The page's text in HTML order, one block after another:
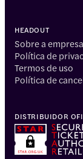
HEADOUT
Sobre a empresa
Política de
Termos de uso
Política de
DISTRIBUIDOR